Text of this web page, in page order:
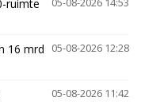
05-08-2026 14:53
ruimte
05-08-2026 12:28
16 mrd
05-08-2026 11:42